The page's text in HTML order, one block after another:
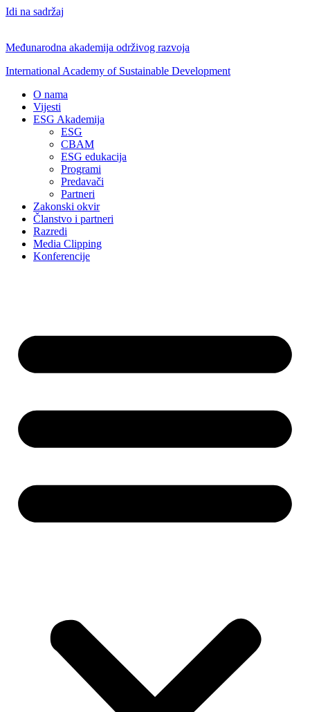
Idi na sadržaj
Međunarodna akademija održivog razvoja
International Academy of Sustainable Development
O nama
Vijesti
ESG Akademija
ESG
CBAM
ESG edukacija
Programi
Predavači
Partneri
Zakonski okvir
Članstvo i partneri
Razredi
Media Clipping
Konferencije